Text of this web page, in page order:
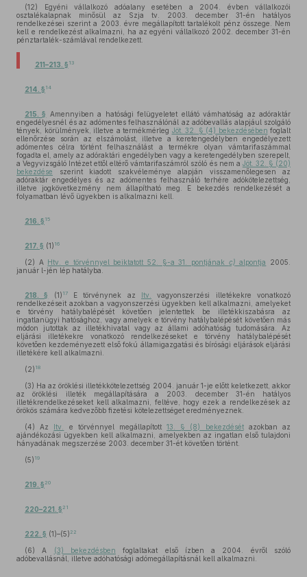
(12) Egyéni vállalkozó adóalany esetében a 2004. évben vállalkozói
osztalékalapnak minősül az Szja tv. 2003. december 31-én hatályos
rendelkezései szerint a 2003. évre megállapított tartalékolt pénz összege. Nem
kell e rendelkezést alkalmazni, ha az egyéni vállalkozó 2002. december 31-én
pénztartalék-számlával rendelkezett.
211–213. § 13
214. § 14
215. § Amennyiben a hatósági felügyeletet ellátó vámhatóság az adóraktár
engedélyesnél és az adómentes felhasználónál az adóbevallás alapjául szolgáló
tények, körülmények, illetve a termékmérleg Jöt. 32. § (4) bekezdésében foglalt
ellenőrzése során az elszámolást, illetve a keretengedélyben engedélyezett
adómentes célra történt felhasználást a termékre olyan vámtarifaszámmal
fogadta el, amely az adóraktári engedélyben vagy a keretengedélyben szerepelt,
a Vegyvizsgáló Intézet ettől eltérő vámtarifaszámról szóló és nem a Jöt. 32. § (20)
bekezdése szerint kiadott szakvéleménye alapján visszamenőlegesen az
adóraktár engedélyes és az adómentes felhasználó terhére adókötelezettség,
illetve jogkövetkezmény nem állapítható meg. E bekezdés rendelkezését a
folyamatban lévő ügyekben is alkalmazni kell.
216. § 15
217. § (1) 16
(2) A Htv. e törvénnyel beiktatott 52. §-a 31. pontjának c) alpontja
2005.
január l-jén lép hatályba.
218. § (1) 17E törvénynek az Itv.
vagyonszerzési illetékekre vonatkozó
rendelkezéseit azokban a vagyonszerzési ügyekben kell alkalmazni, amelyeket
e törvény hatálybalépését követően jelentettek be illetékkiszabásra az
ingatlanügyi hatósághoz, vagy amelyek e törvény hatálybalépését követően más
módon jutottak az illetékhivatal vagy az állami adóhatóság tudomására. Az
eljárási illetékekre vonatkozó rendelkezéseket e törvény hatálybalépését
követően kezdeményezett első fokú államigazgatási és bírósági eljárások eljárási
illetékére kell alkalmazni.
(2) 18
(3) Ha az öröklési illetékkötelezettség 2004. január 1-je előtt keletkezett, akkor
az öröklési illeték megállapítására a 2003. december 31-én hatályos
illetékrendelkezéseket kell alkalmazni, feltéve, hogy ezek a rendelkezések az
örökös számára kedvezőbb fizetési kötelezettséget eredményeznek.
(4) Az Itv. e törvénnyel megállapított13. § (8) bekezdésétazokban az
ajándékozási ügyekben kell alkalmazni, amelyekben az ingatlan első tulajdoni
hányadának megszerzése 2003. december 31-ét követően történt.
(5) 19
219. § 20
220–221. § 21
222. § (1)–(5) 22
(6) A (3) bekezdésben foglaltakat első ízben a 2004. évről szóló
adóbevallásnál, illetve adóhatósági adómegállapításnál kell alkalmazni.